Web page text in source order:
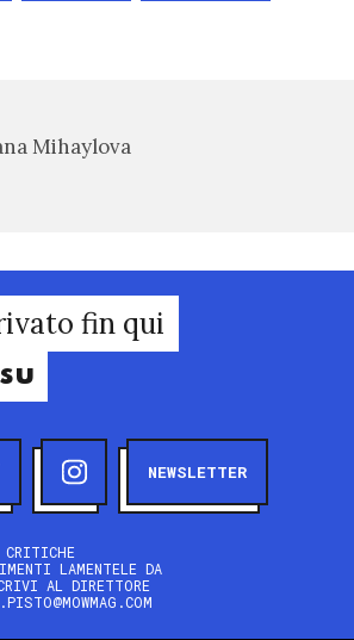
Mihaylova
fin qui
NEWSLETTER
LAMENTELE DA
AL DIRETTORE